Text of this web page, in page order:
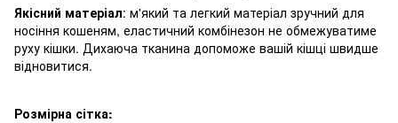
Якісний матеріал: м'який та легкий матеріал зручний для
носіння кошеням, еластичний комбінезон не обмежуватиме
руху кішки. Дихаюча тканина допоможе вашій кішці швидше
відновитися.
Розмірна сітка: